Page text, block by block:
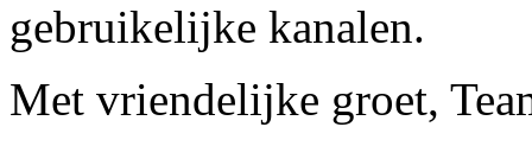
gebruikelijke kanalen.
Met vriendelijke groet,